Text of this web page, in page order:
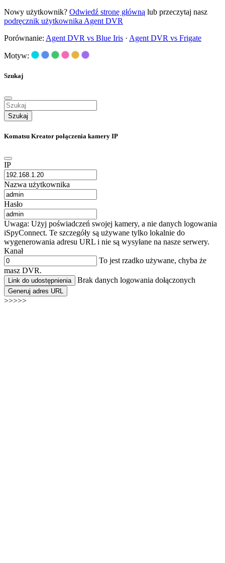
Nowy użytkownik? Odwiedź stronę główną lub przeczytaj nasz
podręcznik użytkownika Agent DVR
Porównanie: Agent DVR vs Blue Iris · Agent DVR vs Frigate
Motyw:
Szukaj
Szukaj
Komatsu Kreator połączenia kamery IP
IP
Nazwa użytkownika
Hasło
Uwaga: Użyj poświadczeń swojej kamery, a nie danych logowania
iSpyConnect. Te szczegóły są używane tylko lokalnie do
wygenerowania adresu URL i nie są wysyłane na nasze serwery.
Kanał
To jest rzadko używane, chyba że
masz DVR.
Link do udostępnienia Brak danych logowania dołączonych
Generuj adres URL
>>>>>